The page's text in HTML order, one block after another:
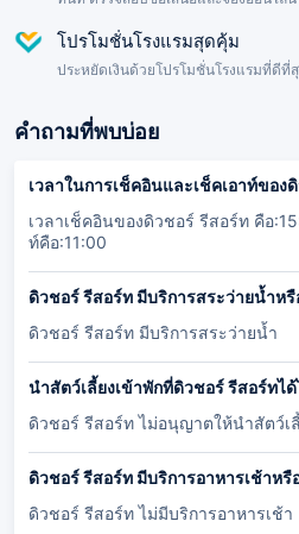
โปรโมชั่นโรงแรมสุดคุ้ม
ประหยัดเงินด้วยโปรโมชั่นโรงแรมที่ดีที่
คำถามที่พบบ่อย
เวลาในการเช็คอินและเช็คเอาท์ของ
เวลาเช็คอินของดิวชอร์ รีสอร์ท คือ
ท์คือ:11:00
ดิวชอร์ รีสอร์ท มีบริการสระว่ายน้ำหรื
ดิวชอร์ รีสอร์ท มีบริการสระว่ายน้ำ
นำสัตว์เลี้ยงเข้าพักที่ดิวชอร์ รีสอร์ทไ
ดิวชอร์ รีสอร์ท ไม่อนุญาตให้นำสัตว์เ
ดิวชอร์ รีสอร์ท มีบริการอาหารเช้าหรื
ดิวชอร์ รีสอร์ท ไม่มีบริการอาหารเช้า